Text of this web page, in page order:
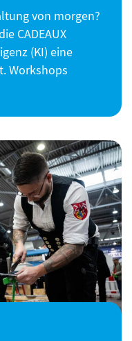
von morgen?
CADEAUX
(KI) eine
Workshops